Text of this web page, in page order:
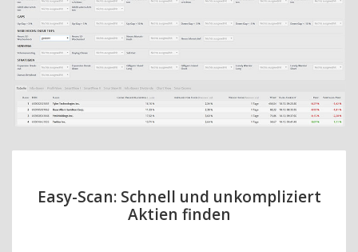
Easy-Scan: Schnell und unkompliziert
Aktien finden